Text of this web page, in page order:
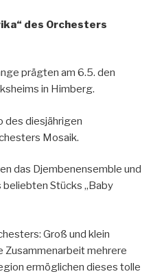
des Orchesters
prägten am 6.5. den
in Himberg.
des diesjährigen
Mosaik.
das Djembenensemble und
Stücks „Baby
Groß und klein
Zusammenarbeit mehrere
ermöglichen dieses tolle